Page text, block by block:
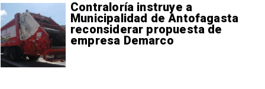
Contraloría instruye a
Municipalidad de Antofagasta
reconsiderar propuesta de
empresa Demarco